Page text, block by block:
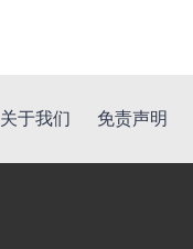
关于我们 免责声明